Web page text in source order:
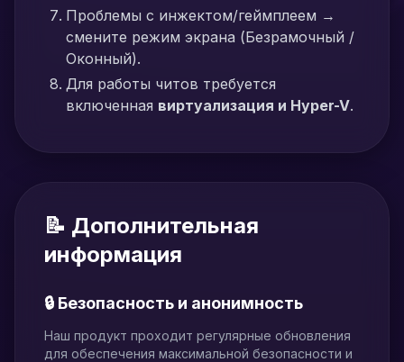
Проблемы с инжектом/геймплеем →
смените режим экрана (Безрамочный /
Оконный).
Для работы читов требуется
включенная виртуализация и Hyper-V.
📝 Дополнительная
информация
🔒 Безопасность и анонимность
Наш продукт проходит регулярные обновления
для обеспечения максимальной безопасности и